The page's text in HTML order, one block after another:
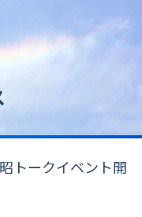
トークイベント開